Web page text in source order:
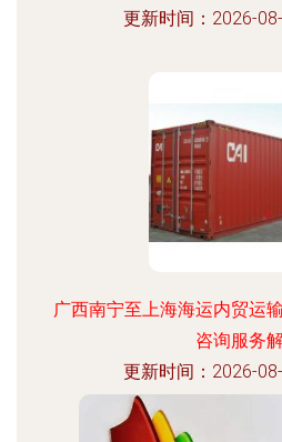
更新时间：2026-
广西南宁至上海海运内贸运
咨询服务
更新时间：2026-